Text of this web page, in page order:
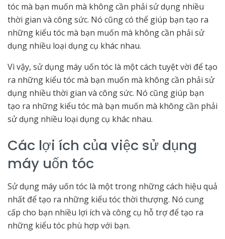
tóc mà bạn muốn mà không cần phải sử dụng nhiều
thời gian và công sức. Nó cũng có thể giúp bạn tạo ra
những kiểu tóc mà bạn muốn mà không cần phải sử
dụng nhiều loại dụng cụ khác nhau.
Vì vậy, sử dụng máy uốn tóc là một cách tuyệt vời để tạo
ra những kiểu tóc mà bạn muốn mà không cần phải sử
dụng nhiều thời gian và công sức. Nó cũng giúp bạn
tạo ra những kiểu tóc mà bạn muốn mà không cần phải
sử dụng nhiều loại dụng cụ khác nhau.
Các lợi ích của việc sử dụng
máy uốn tóc
Sử dụng máy uốn tóc là một trong những cách hiệu quả
nhất để tạo ra những kiểu tóc thời thượng. Nó cung
cấp cho bạn nhiều lợi ích và công cụ hỗ trợ để tạo ra
những kiểu tóc phù hợp với bạn.